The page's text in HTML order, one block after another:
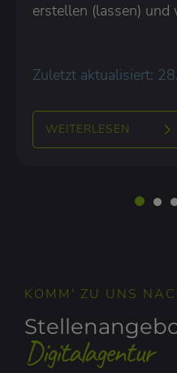
erstellen (lassen) und
Zuletzt aktualisiert:
WEITERLESEN
KOMM' ZU UNS
Digitalagentur